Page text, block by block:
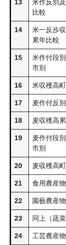
13
米作反別
比較
14
米一反歩
累年比較
15
米作付段
市別
16 米収穫高
17 麦作付反
18 麦収穫高
19
麦作付段
市別
20 麦収穫高
21 食用農産物
22 園藝農産物
23 同上（蔬菜
24 工芸農産物